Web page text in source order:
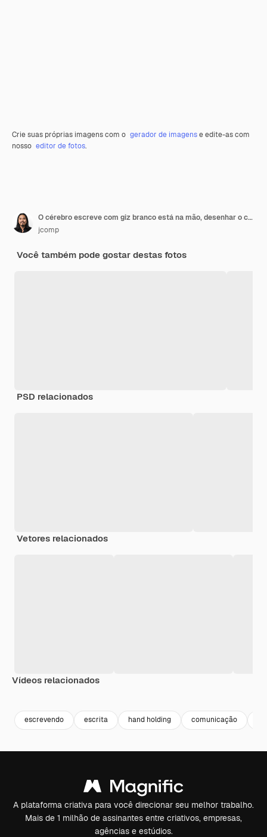
Crie suas próprias imagens com o gerador de imagense edite-as com
nosso editor de fotos.
O cérebro escreve com giz branco está na mão, desenhar o conceito.
jcomp
Você também pode gostar destas fotos
PSD relacionados
Vetores relacionados
Vídeos relacionados
escrevendo escrita hand holding comunicação
A plataforma criativa para você direcionar seu melhor trabalho.
Mais de 1 milhão de assinantes entre criativos, empresas,
agências e estúdios.